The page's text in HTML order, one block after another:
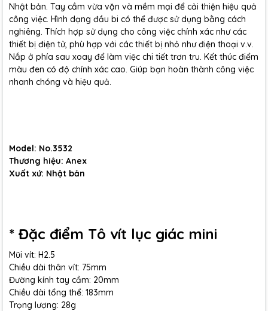
Nhật bản. Tay cầm vừa vặn và mềm mại để cải thiện hiệu quả
công việc. Hình dạng đầu bi có thể được sử dụng bằng cách
nghiêng. Thích hợp sử dụng cho công việc chính xác như các
thiết bị điện tử, phù hợp với các thiết bị nhỏ như điện thoại v.v.
Nắp ở phía sau xoay để làm việc chi tiết trơn tru. Kết thúc điểm
màu đen có độ chính xác cao. Giúp bạn hoàn thành công việc
nhanh chóng và hiệu quả.
Model: No.3532
Thương hiệu: Anex
Xuất xứ: Nhật bản
* Đặc điểm Tô vít lục giác mini
Mũi vít: H2.5
Chiều dài thân vít: 75mm
Đường kính tay cầm: 20mm
Chiều dài tổng thể: 183mm
Trọng lượng: 28g